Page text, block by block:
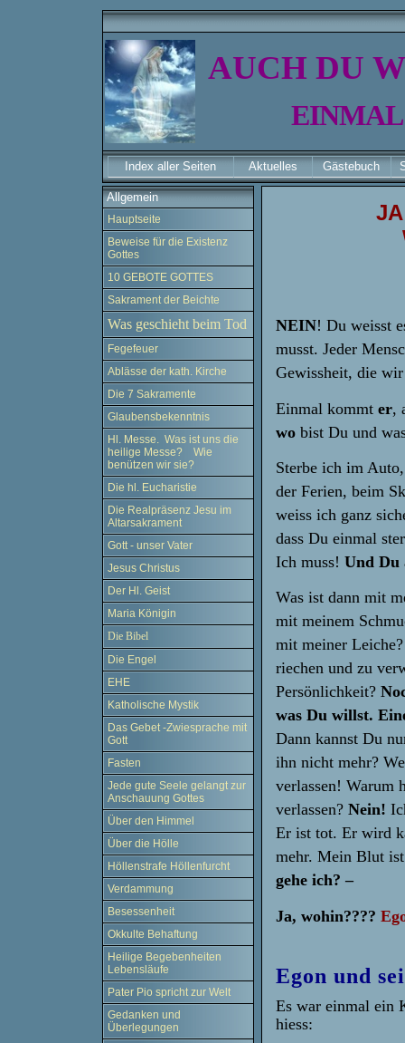
AUCH DU
EINMAL
Index aller Seiten Aktuelles Gästebuch
Allgemein
Hauptseite
Beweise für die Existenz
Gottes
10 GEBOTE GOTTES
Sakrament der Beichte
Was geschieht beim Tod
Fegefeuer
Ablässe der kath. Kirche
Die 7 Sakramente
Glaubensbekenntnis
Hl. Messe. Was ist uns die
heilige Messe? Wie
benützen wir sie?
Die hl. Eucharistie
Die Realpräsenz Jesu im
Altarsakrament
Gott - unser Vater
Jesus Christus
Der Hl. Geist
Maria Königin
Die Bibel
Die Engel
EHE
Katholische Mystik
Das Gebet -Zwiesprache mit
Gott
Fasten
Jede gute Seele gelangt zur
Anschauung Gottes
Über den Himmel
Über die Hölle
Höllenstrafe Höllenfurcht
Verdammung
Besessenheit
Okkulte Behaftung
Heilige Begebenheiten
Lebensläufe
Pater Pio spricht zur Welt
Gedanken und
Überlegungen
NEIN! Du weisst
musst. Jeder
Gewissheit, die
Einmal kommt er,
wo bist Du und
Sterbe ich im
der Ferien, beim
weiss ich ganz
dass Du einmal
Ich muss! Und Du
Was ist dann mit
mit meinem
mit meiner
riechen und zu
Persönlichkeit?
was Du willst.
Dann kannst Du
ihn nicht mehr?
verlassen! Warum
verlassen? Nein!
Er ist tot. Er wird
mehr. Mein Blut
gehe ich? –
Ja, wohin????
Egon und
Es war einmal ein
hiess: